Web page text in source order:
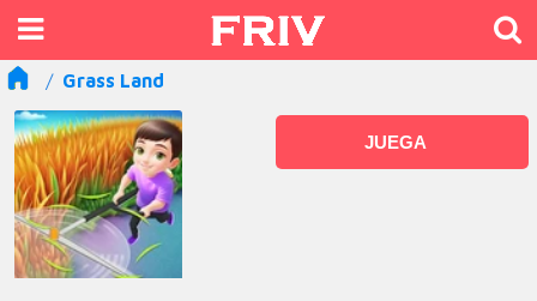
Grass Land
JUEGA